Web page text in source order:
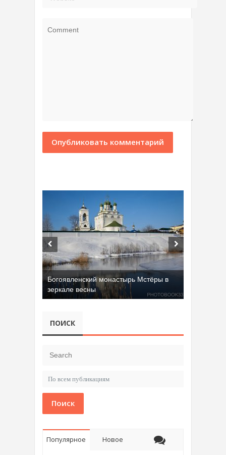
Богоявленский монастырь Мстёры в
зеркале весны
ПОИСК
Поиск
Популярное Новое